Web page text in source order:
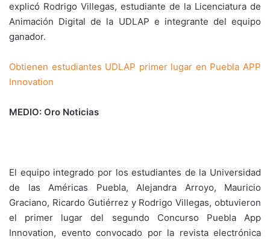
explicó Rodrigo Villegas, estudiante de la Licenciatura de
Animación Digital de la UDLAP e integrante del equipo
ganador.
Obtienen estudiantes UDLAP primer lugar en Puebla APP
Innovation
MEDIO: Oro Noticias
El equipo integrado por los estudiantes de la Universidad
de las Américas Puebla, Alejandra Arroyo, Mauricio
Graciano, Ricardo Gutiérrez y Rodrigo Villegas, obtuvieron
el primer lugar del segundo Concurso Puebla App
Innovation, evento convocado por la revista electrónica